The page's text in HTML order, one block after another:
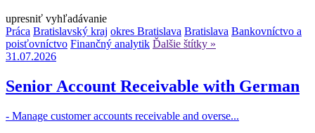
upresniť vyhľadávanie
Práca Bratislavský kraj okres Bratislava Bratislava Bankovníctvo a
poisťovníctvo Finančný analytik Ďalšie štítky »
31.07.2026
Senior Account Receivable with German
- Manage customer accounts receivable and overse...